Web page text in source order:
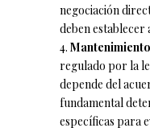
negociación
deben establecer
regulado por la
depende del
fundamental
específicas para